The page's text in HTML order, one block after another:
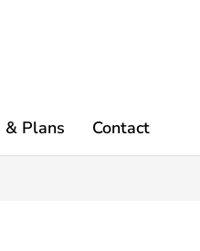
& Plans Contact